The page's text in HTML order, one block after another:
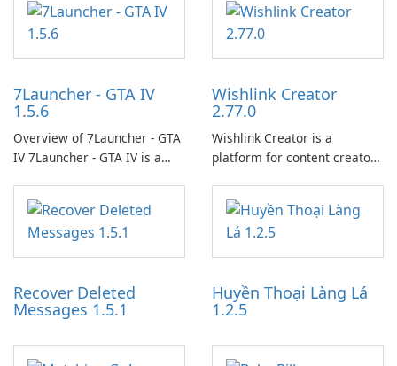
7Launcher - GTA IV
1.5.6
Overview of 7Launcher - GTA
IV 7Launcher - GTA IV is a
application designed to
optimize the gaming
experience for Grand Theft
Auto IV.
Wishlink Creator
2.77.0
Wishlink Creator is a
platform for content creators
work through built-in brand
partnerships and integrated
tools for content distribution
and audience engagement.
Recover Deleted
Messages 1.5.1
Huyền Thoại Làng Lá
1.2.5